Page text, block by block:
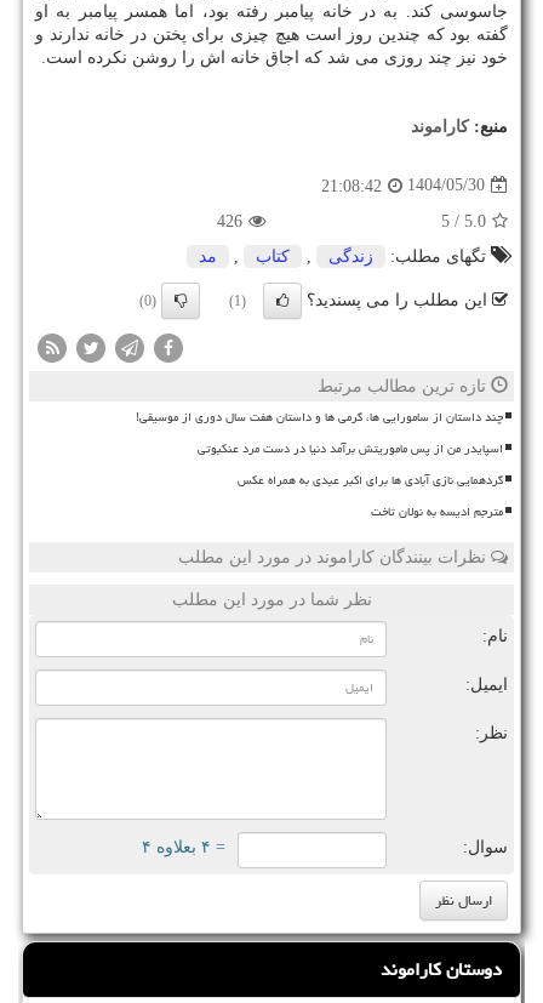
جاسوسی کند. به در خانه پیامبر رفته بود، اما همسر پیامبر به او
گفته بود که چندین روز است هیچ چیزی برای پختن در خانه ندارند و
خود نیز چند روزی می شد که اجاق خانه اش را روشن نکرده است.
منبع:كاراموند
1404/05/30
21:08:42
5.0
/ 5
426
تگهای مطلب:
زندگی كتاب مد
این مطلب را می پسندید؟ (1)
(0)
تازه ترین مطالب مرتبط
چند داستان از سامورایی ها، گرمی ها و داستان هفت سال دوری از موسیقی!
اسپایدر من از پس ماموریتش برآمد دنیا در دست مرد عنکبوتی
گردهمایی نازی آبادی ها برای اکبر عبدی به همراه عکس
مترجم ادیسه به نولان تاخت
نظرات بینندگان کاراموند در مورد این مطلب
نظر شما در مورد این مطلب
نام:
ایمیل:
نظر:
سوال: = ۴ بعلاوه ۴
دوستان کاراموند